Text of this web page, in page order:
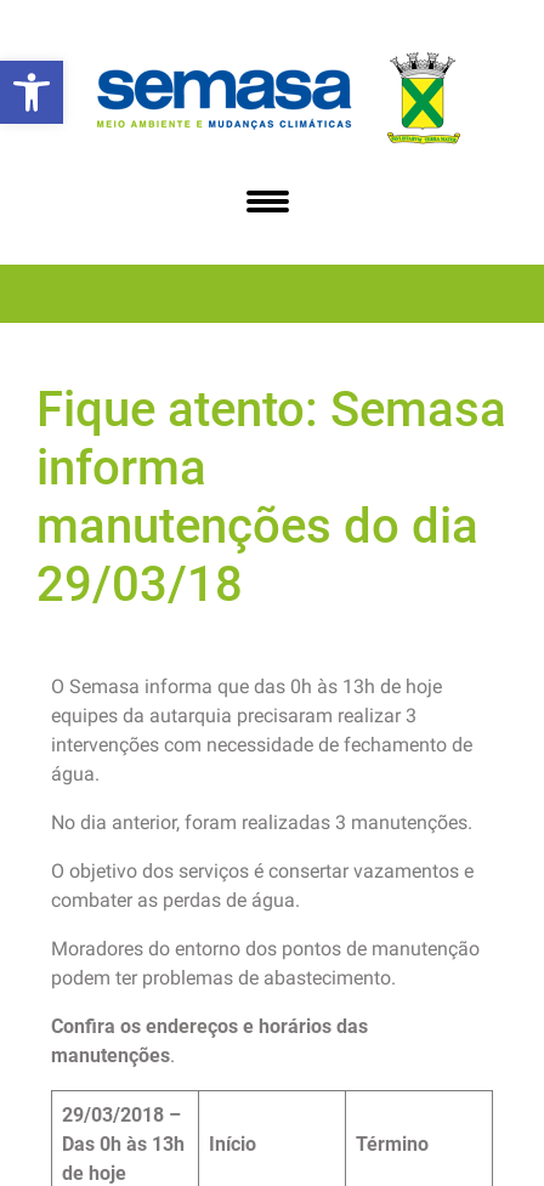
Abrir a barra de ferramentas
Fique atento: Semasa
informa
manutenções do dia
29/03/18
O Semasa informa que das 0h às 13h de hoje
equipes da autarquia precisaram realizar 3
intervenções com necessidade de fechamento de
água.
No dia anterior, foram realizadas 3 manutenções.
O objetivo dos serviços é consertar vazamentos e
combater as perdas de água.
Moradores do entorno dos pontos de manutenção
podem ter problemas de abastecimento.
Confira os endereços e horários das
manutenções.
29/03/2018 –
Das 0h às 13h
de hoje
Início Término